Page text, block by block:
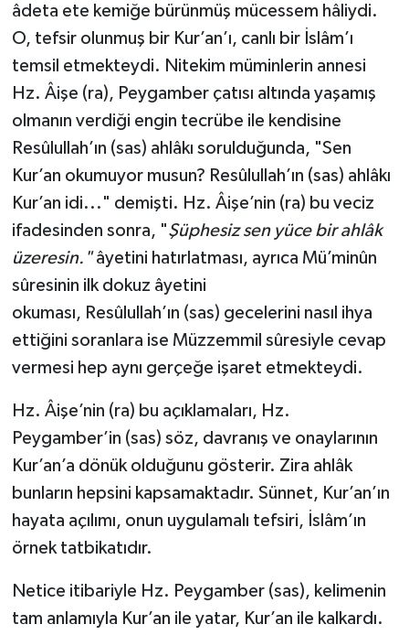
âdeta ete kemiğe bürünmüş mücessem hâliydi.
O, tefsir olunmuş bir Kur’an’ı, canlı bir İslâm’ı
temsil etmekteydi. Nitekim müminlerin annesi
Hz. Âişe (ra), Peygamber çatısı altında yaşamış
olmanın verdiği engin tecrübe ile kendisine
Resûlullah’ın (sas) ahlâkı sorulduğunda, "Sen
Kur’an okumuyor musun? Resûlullah’ın (sas) ahlâkı
Kur’an idi..." demişti. Hz. Âişe’nin (ra) bu veciz
ifadesinden sonra, "Şüphesiz sen yüce bir ahlâk
üzeresin."âyetini hatırlatması, ayrıca Mü’minûn
sûresinin ilk dokuz âyetini
okuması, Resûlullah’ın (sas) gecelerini nasıl ihya
ettiğini soranlara ise Müzzemmil sûresiyle cevap
vermesi hep aynı gerçeğe işaret etmekteydi.
Hz. Âişe’nin (ra) bu açıklamaları, Hz.
Peygamber’in (sas) söz, davranış ve onaylarının
Kur’an’a dönük olduğunu gösterir. Zira ahlâk
bunların hepsini kapsamaktadır. Sünnet, Kur’an’ın
hayata açılımı, onun uygulamalı tefsiri, İslâm’ın
örnek tatbikatıdır.
Netice itibariyle Hz. Peygamber (sas), kelimenin
tam anlamıyla Kur’an ile yatar, Kur’an ile kalkardı.